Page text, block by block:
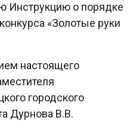
Инструкцию о порядке
«Золотые руки
настоящего
городского
Дурнова В.В.